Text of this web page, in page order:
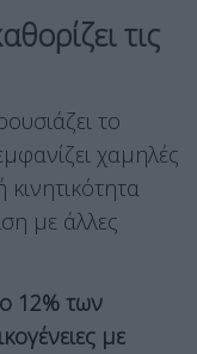
τις
το
χαμηλές
με άλλες
12% των
με